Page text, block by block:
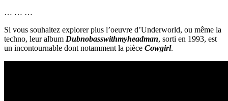
… … …
Si vous souhaitez explorer plus l’oeuvre d’Underworld, ou même la
techno, leur album Dubnobasswithmyheadman, sorti en 1993, est
un incontournable dont notamment la pièce Cowgirl.